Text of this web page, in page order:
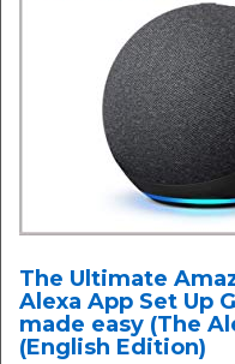
The Ultimate
Alexa App Set Up
made easy (The
(English Edition)